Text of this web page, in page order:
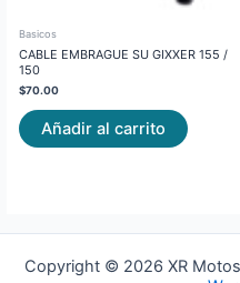
Basicos
CABLE EMBRAGUE SU GIXXER 155 /
150
$70.00
Añadir al carrito
Copyright © 2026 XR